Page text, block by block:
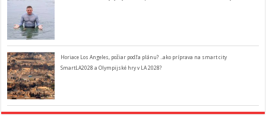
Horiace Los Angeles, požiar podľa plánu? ..ako príprava na smart city
SmartLA2028 a Olympijské hry v LA 2028?